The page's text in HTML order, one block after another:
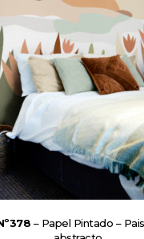
– Papel Pintado –